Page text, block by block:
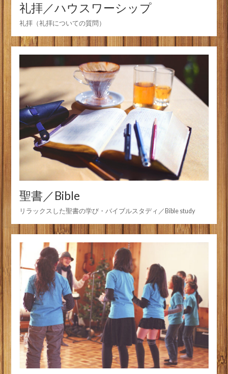
礼拝／ハウスワーシップ
礼拝（礼拝についての質問）
聖書／Bible
リラックスした聖書の学び・バイブルスタディ／Bible study